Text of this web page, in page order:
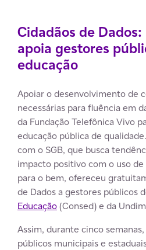
Cidadãos de
apoia gestores
educação
Apoiar o desenvolvimento de
necessárias para fluência em
da Fundação Telefônica Vivo
educação pública de
com o SGB, que busca
impacto positivo com o uso
para o bem, ofereceu
de Dados a gestores públicos
Educação(Consed) e da
Assim, durante cinco
públicos municipais e